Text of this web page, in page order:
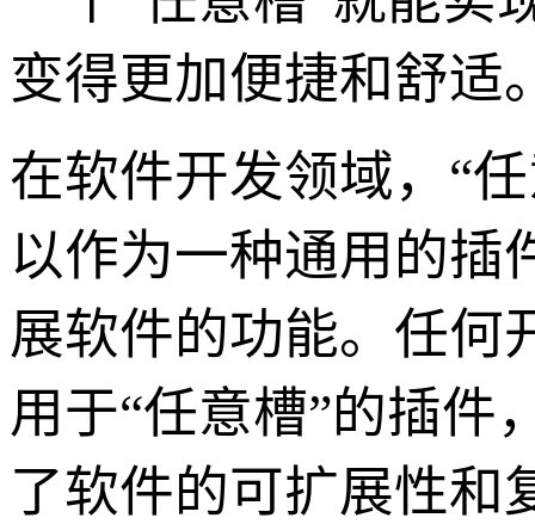
变得更加便捷和舒适
在软件开发领域，“
以作为一种通用的插
展软件的功能。任何
用于“任意槽”的插件
了软件的可扩展性和